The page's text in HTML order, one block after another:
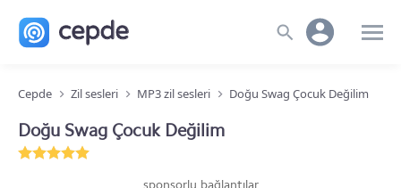
Cepde Zil sesleri MP3 zil sesleri Doğu Swag Çocuk Değilim
Doğu Swag Çocuk Değilim
sponsorlu bağlantılar